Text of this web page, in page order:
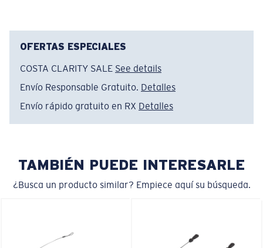
Artículo n.°:A6S0020KT 000005
OFERTAS ESPECIALES
COSTA CLARITY SALE See details
Envío Responsable Gratuito. Detalles
Envío rápido gratuito en RX Detalles
TAMBIÉN PUEDE INTERESARLE
¿Busca un producto similar? Empiece aquí su búsqueda.